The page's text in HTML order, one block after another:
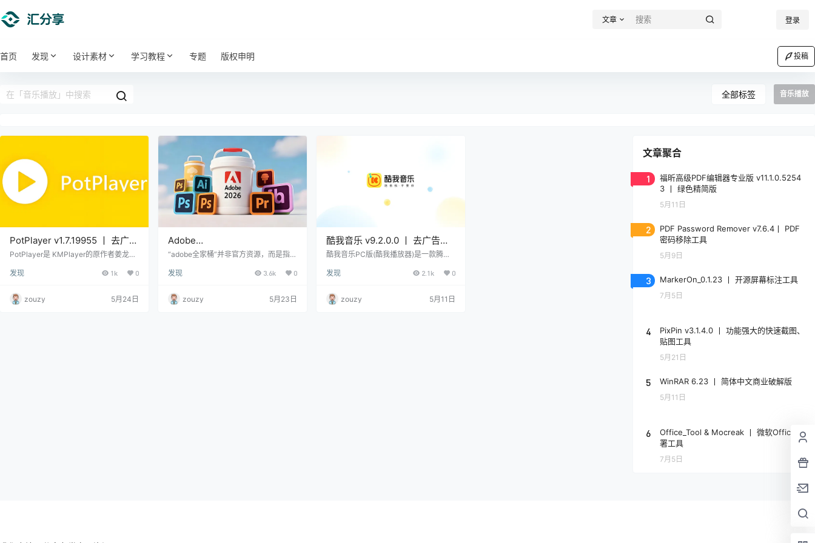
文章 登录
首页 发现 设计素材 学习教程 专题 版权申明 投稿
全部标签 音乐播放
PotPlayer v1.7.19955 丨 去广告
绿色版-全能影音播放器
PotPlayer是 KMPlayer的原作者姜龙喜
代作品。PotPlayer 的优势在于强大的
强大的定制能力和个性化功能。
发现 1k 0
zouzy 5月24日
Adobe
2026/2025/2024/2023/2022/
015/大师版 丨Adobe全家桶全
版本
“adobe全家桶”并非官方资源，而是指已
分享的 Adobe绿色版，Adobe 官方仅通
发现 3.6k 0
zouzy 5月23日
酷我音乐 v9.2.0.0 丨 去广告破
解豪华绿色版
酷我音乐PC版(酷我播放器)是一款腾讯
歌曲在线试听，支持蝰蛇音效、AI智能
发现 2.1k 0
zouzy 5月11日
文章聚合
1
福昕高级PDF编辑器专业版 v11.1.0.5254
3 丨 绿色精简版
5月11日
2
PDF Password Remover v7.6.4丨 PDF
密码移除工具
5月9日
3 MarkerOn_0.1.23 丨 开源屏幕标注工具
7月5日
4
PixPin v3.1.4.0 丨 功能强大的快速截图、
贴图工具
5月21日
5 WinRAR 6.23 丨 简体中文商业破解版
5月11日
6
Office_Tool & Mocreak 丨 微软Office部
署工具
7月5日